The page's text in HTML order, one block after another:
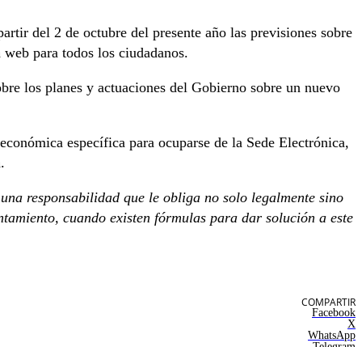
del 2 de octubre del presente año las previsiones sobre
para todos los ciudadanos.
los planes y actuaciones del Gobierno sobre un nuevo
específica para ocuparse de la Sede Electrónica,
responsabilidad que le obliga no solo legalmente sino
cuando existen fórmulas para dar solución a este
COMPARTIR
Facebook
X
WhatsApp